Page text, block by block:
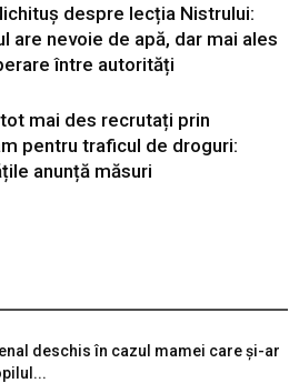
despre lecția Nistrului:
are nevoie de apă, dar mai ales
între autorități
mai des recrutați prin
pentru traficul de droguri:
anunță măsuri
deschis în cazul mamei care și-ar